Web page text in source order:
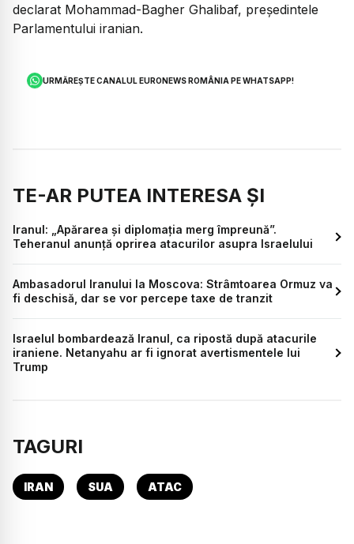
declarat Mohammad-Bagher Ghalibaf, președintele
Parlamentului iranian.
URMĂREȘTE CANALUL EURONEWS ROMÂNIA PE WHATSAPP!
TE-AR PUTEA INTERESA ȘI
Iranul: „Apărarea și diplomația merg împreună”.
Teheranul anunță oprirea atacurilor asupra Israelului
Ambasadorul Iranului la Moscova: Strâmtoarea Ormuz va
fi deschisă, dar se vor percepe taxe de tranzit
Israelul bombardează Iranul, ca ripostă după atacurile
iraniene. Netanyahu ar fi ignorat avertismentele lui
Trump
TAGURI
IRAN SUA ATAC